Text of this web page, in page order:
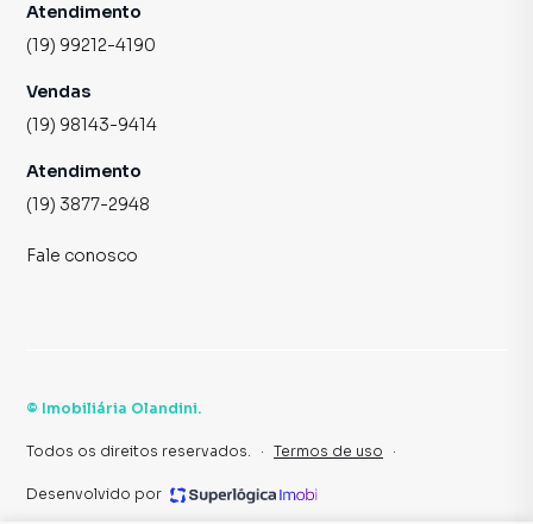
Atendimento
(19) 99212-4190
Vendas
(19) 98143-9414
Atendimento
(19) 3877-2948
Fale conosco
© Imobiliária Olandini.
Todos os direitos reservados. · Termos de uso ·
Desenvolvido por